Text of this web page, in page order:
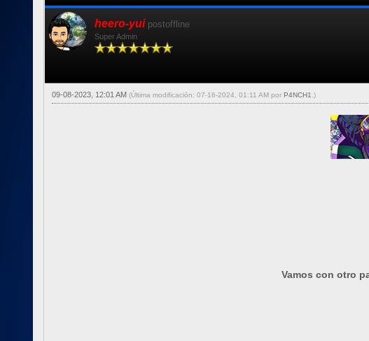
heero-yui postoffline
Super Admin
09-08-2023, 12:01 AM (Última modificación: 07-16-2024, 01:11 AM por P4NCH1 .)
Vamos con otro